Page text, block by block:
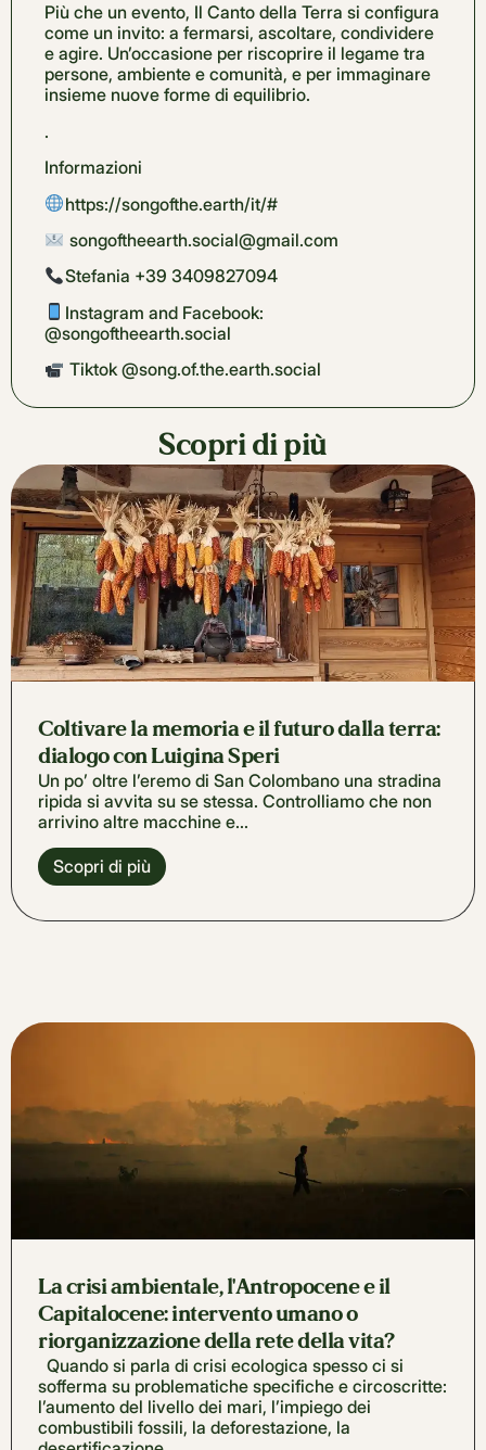
Più che un evento, Il Canto della Terra si configura
come un invito: a fermarsi, ascoltare, condividere
e agire. Un’occasione per riscoprire il legame tra
persone, ambiente e comunità, e per immaginare
insieme nuove forme di equilibrio.
.
Informazioni
https://songofthe.earth/it/#
songoftheearth.social@gmail.com
Stefania +39 3409827094
Instagram and Facebook:
@songoftheearth.social
Tiktok @song.of.the.earth.social
Scopri di più
Coltivare la memoria e il futuro dalla terra:
dialogo con Luigina Speri
Un po’ oltre l’eremo di San Colombano una stradina
ripida si avvita su se stessa. Controlliamo che non
arrivino altre macchine e...
Scopri di più
La crisi ambientale, l'Antropocene e il
Capitalocene: intervento umano o
riorganizzazione della rete della vita?
Quando si parla di crisi ecologica spesso ci si
sofferma su problematiche specifiche e circoscritte:
l’aumento del livello dei mari, l’impiego dei
combustibili fossili, la deforestazione, la